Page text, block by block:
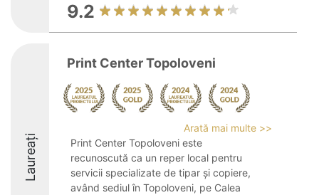
9.2
Laureați
Print Center Topoloveni
Arată mai multe >>
Print Center Topoloveni este
recunoscută ca un reper local pentru
servicii specializate de tipar și copiere,
având sediul în Topoloveni, pe Calea